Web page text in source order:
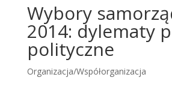
Wybory
2014: dylematy
polityczne
Organizacja/Współorganizacja